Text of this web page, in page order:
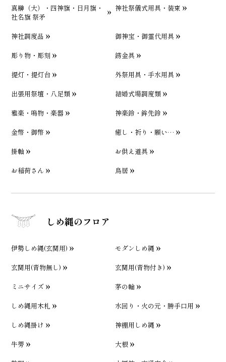
真榊（大）・四神旗・日月旗・
社名旗 祭矛
神社祭儀式用具・装束
神社調度品
御神宝・御霊代用具
彫り物・彫刻
錺金具
提灯・提灯台
外祭用具・手水用具
出張用祭壇・八足類
結婚式場調度類
雅楽・鳴物・楽器
神楽鈴・鉾先鈴
金幣・御幣
癒し・祈り・願い…
掛軸
お供え道具
お稲荷さん
鳥居
しめ縄のフロア
伊勢しめ縄(玄関用)
モダンしめ縄
玄関用(青物無し)
玄関用(青物付き)
ミニサイズ
茅の輪
しめ縄用木札
水回り・火の元・勝手口用
しめ縄掛け
神棚用しめ縄
牛蒡
大根